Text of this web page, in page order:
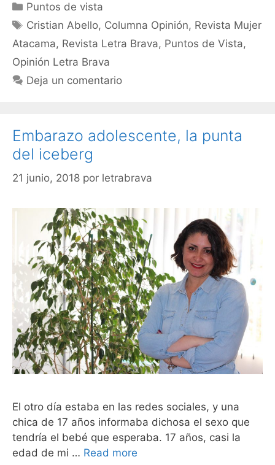
Puntos de vista
Cristian Abello, Columna Opinión, Revista Mujer
Atacama, Revista Letra Brava, Puntos de Vista,
Opinión Letra Brava
Deja un comentario
Embarazo adolescente, la punta
del iceberg
21 junio, 2018 por letrabrava
El otro día estaba en las redes sociales, y una
chica de 17 años informaba dichosa el sexo que
tendría el bebé que esperaba. 17 años, casi la
edad de mi … Read more